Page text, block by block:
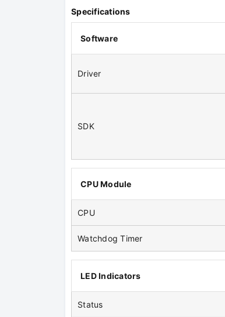
Specifications
Software
Driver
SDK
CPU Module
CPU
Watchdog Timer
LED Indicators
Status